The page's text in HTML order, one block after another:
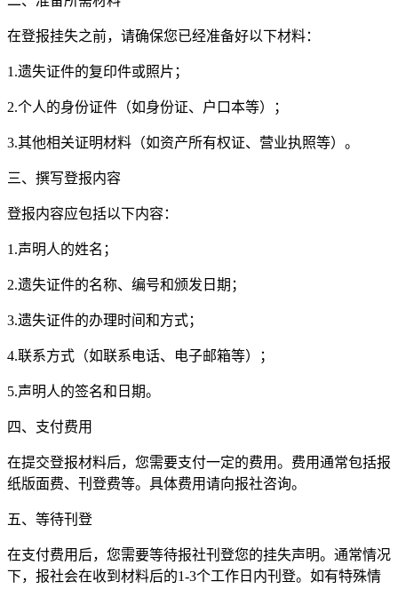
在登报挂失之前，请确保您已经准备好以下材料：
1.遗失证件的复印件或照片；
2.个人的身份证件（如身份证、户口本等）；
3.其他相关证明材料（如资产所有权证、营业执照等）。
三、撰写登报内容
登报内容应包括以下内容：
1.声明人的姓名；
2.遗失证件的名称、编号和颁发日期；
3.遗失证件的办理时间和方式；
4.联系方式（如联系电话、电子邮箱等）；
5.声明人的签名和日期。
四、支付费用
在提交登报材料后，您需要支付一定的费用。费用通常包括报
纸版面费、刊登费等。具体费用请向报社咨询。
五、等待刊登
在支付费用后，您需要等待报社刊登您的挂失声明。通常情况
下，报社会在收到材料后的1-3个工作日内刊登。如有特殊情